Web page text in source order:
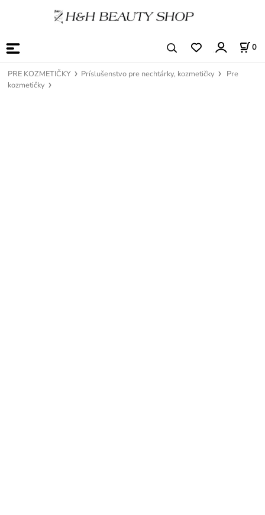
0
PRE KOZMETIČKY Príslušenstvo pre nechtárky, kozmetičky
Pre
kozmetičky